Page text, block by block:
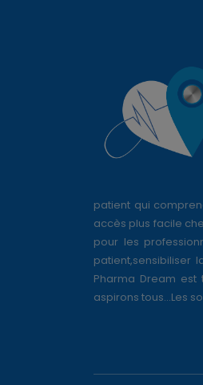
patient qui
accès plus facile
pour les
patient,sensibiliser
Pharma Dream
aspirons tous...Les